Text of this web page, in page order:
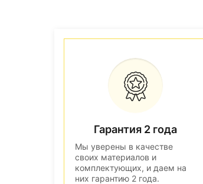
Гарантия 2 года
Мы уверены в качестве
своих материалов и
комплектующих, и даем на
них гарантию 2 года.